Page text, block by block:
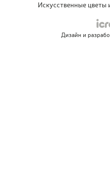
Искусственные
Дизайн и